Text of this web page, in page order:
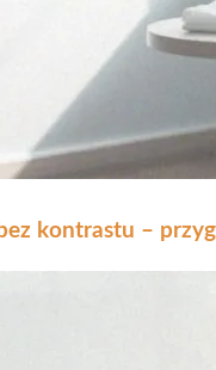
kontrastu –